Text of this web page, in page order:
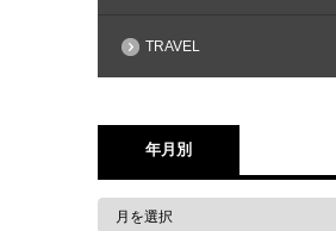
TRAVEL
年月別